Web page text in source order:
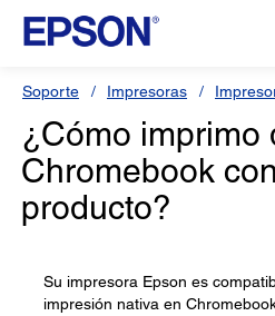
Soporte Impresoras
¿Cómo imprimo
Chromebook
producto?
Su impresora Epson es
impresión nativa en